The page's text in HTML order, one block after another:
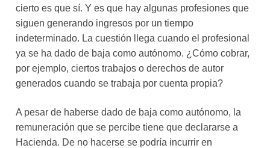
cierto es que sí. Y es que hay algunas profesiones que
siguen generando ingresos por un tiempo
indeterminado. La cuestión llega cuando el profesional
ya se ha dado de baja como autónomo. ¿Cómo cobrar,
por ejemplo, ciertos trabajos o derechos de autor
generados cuando se trabaja por cuenta propia?
A pesar de haberse dado de baja como autónomo, la
remuneración que se percibe tiene que declararse a
Hacienda. De no hacerse se podría incurrir en